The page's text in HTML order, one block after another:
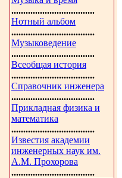
...................................
Нотный альбом
...................................
Музыковедение
...................................
Всеобщая история
...................................
Справочник инженера
...................................
Прикладная физика и
математика
...................................
Известия академии
инженерных наук им.
А.М. Прохорова
...................................